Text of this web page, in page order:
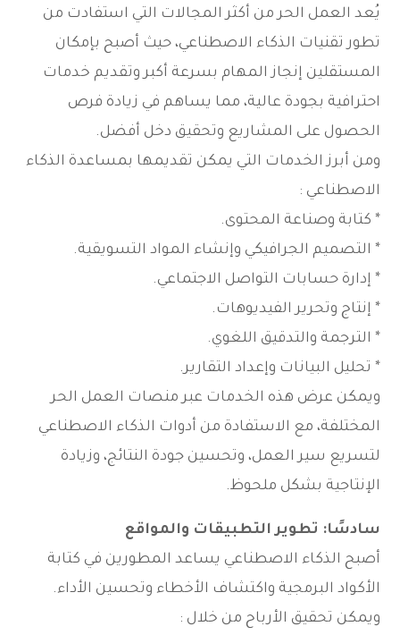
يُعد العمل الحر من أكثر المجالات التي استفادت من
تطور تقنيات الذكاء الاصطناعي، حيث أصبح بإمكان
المستقلين إنجاز المهام بسرعة أكبر وتقديم خدمات
احترافية بجودة عالية، مما يساهم في زيادة فرص
الحصول على المشاريع وتحقيق دخل أفضل.
ومن أبرز الخدمات التي يمكن تقديمها بمساعدة الذكاء
الاصطناعي :
* كتابة وصناعة المحتوى.
* التصميم الجرافيكي وإنشاء المواد التسويقية.
* إدارة حسابات التواصل الاجتماعي.
* إنتاج وتحرير الفيديوهات.
* الترجمة والتدقيق اللغوي.
* تحليل البيانات وإعداد التقارير.
ويمكن عرض هذه الخدمات عبر منصات العمل الحر
المختلفة، مع الاستفادة من أدوات الذكاء الاصطناعي
لتسريع سير العمل، وتحسين جودة النتائج، وزيادة
الإنتاجية بشكل ملحوظ.
سادسًا: تطوير التطبيقات والمواقع
أصبح الذكاء الاصطناعي يساعد المطورين في كتابة
الأكواد البرمجية واكتشاف الأخطاء وتحسين الأداء.
ويمكن تحقيق الأرباح من خلال :